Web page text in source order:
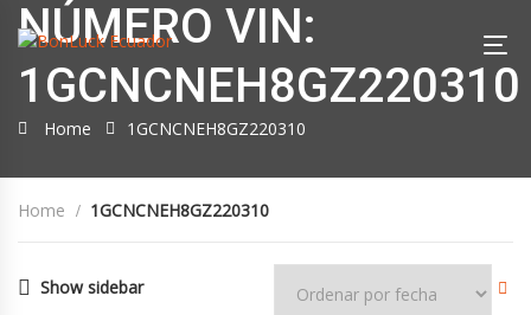
NÚMERO VIN:
1GCNCNEH8GZ220310
Home 1GCNCNEH8GZ220310
Home 1GCNCNEH8GZ220310
Show sidebar